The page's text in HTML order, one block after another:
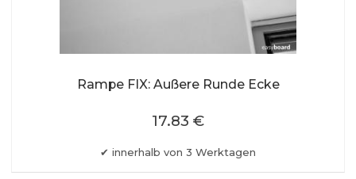
Rampe FIX: Außere Runde Ecke
innerhalb von 3 Werktagen
17.83 €